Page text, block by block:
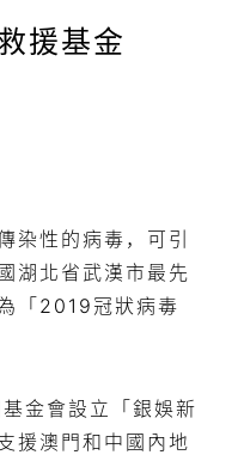
援基金
染性的病毒，可引
湖北省武漢市最先
「2019冠狀病毒
金會設立「銀娛新
援澳門和中國內地